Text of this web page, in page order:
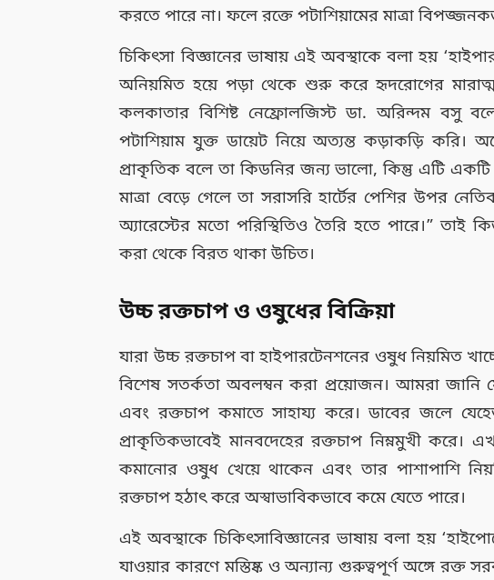
করতে পারে না। ফলে রক্তে পটাশিয়ামের মাত্রা
চিকিৎসা বিজ্ঞানের ভাষায় এই অবস্থাকে বলা হয়
অনিয়মিত হয়ে পড়া থেকে শুরু করে হৃদরোগের
কলকাতার বিশিষ্ট নেফ্রোলজিস্ট ডা. অরিন্দম বসু
পটাশিয়াম যুক্ত ডায়েট নিয়ে অত্যন্ত কড়াকড়ি করি।
প্রাকৃতিক বলে তা কিডনির জন্য ভালো, কিন্তু এটি একটি
মাত্রা বেড়ে গেলে তা সরাসরি হার্টের পেশির উপর
অ্যারেস্টের মতো পরিস্থিতিও তৈরি হতে পারে।” তাই
করা থেকে বিরত থাকা উচিত।
উচ্চ রক্তচাপ ও ওষুধের বিক্রিয়া
যারা উচ্চ রক্তচাপ বা হাইপারটেনশনের ওষুধ নিয়মিত
বিশেষ সতর্কতা অবলম্বন করা প্রয়োজন। আমরা জানি
এবং রক্তচাপ কমাতে সাহায্য করে। ডাবের জলে
প্রাকৃতিকভাবেই মানবদেহের রক্তচাপ নিম্নমুখী
কমানোর ওষুধ খেয়ে থাকেন এবং তার পাশাপাশি
রক্তচাপ হঠাৎ করে অস্বাভাবিকভাবে কমে যেতে পারে।
এই অবস্থাকে চিকিৎসাবিজ্ঞানের ভাষায় বলা হয়
যাওয়ার কারণে মস্তিষ্ক ও অন্যান্য গুরুত্বপূর্ণ অঙ্গে রক্ত